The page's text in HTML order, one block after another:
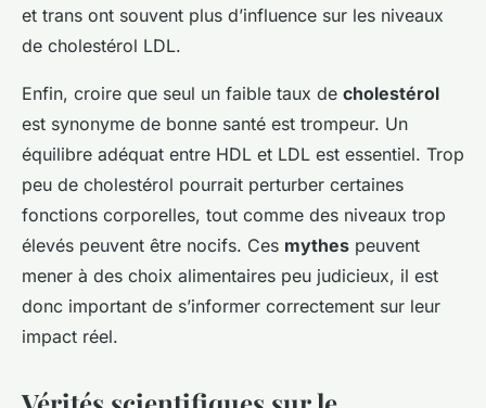
et trans ont souvent plus d’influence sur les niveaux
de cholestérol LDL.
Enfin, croire que seul un faible taux de cholestérol
est synonyme de bonne santé est trompeur. Un
équilibre adéquat entre HDL et LDL est essentiel. Trop
peu de cholestérol pourrait perturber certaines
fonctions corporelles, tout comme des niveaux trop
élevés peuvent être nocifs. Ces mythes peuvent
mener à des choix alimentaires peu judicieux, il est
donc important de s’informer correctement sur leur
impact réel.